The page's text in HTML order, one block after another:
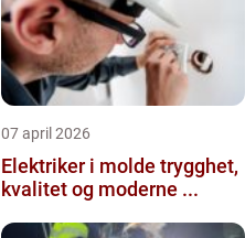
07 april 2026
Elektriker i molde trygghet,
kvalitet og moderne ...